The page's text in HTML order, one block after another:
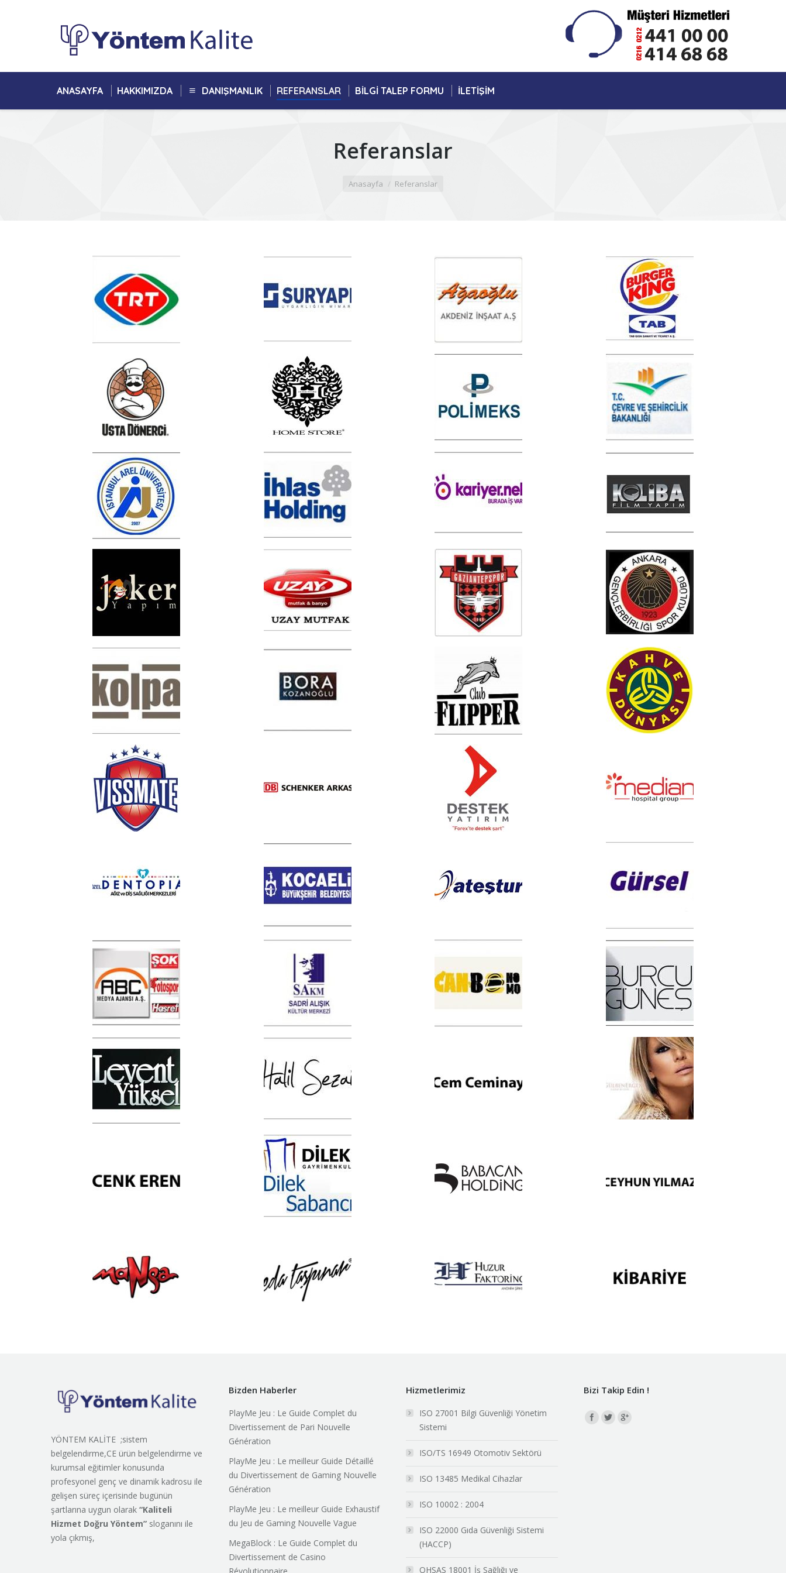
ANASAYFA HAKKIMIZDA DANIŞMANLIK REFERANSLAR BILGI TALEP FORMU İLETIŞIM
Referanslar
Anasayfa Referanslar
YÖNTEM KALİTE ;sistem
belgelendirme,CE ürün belgelendirme ve
kurumsal eğitimler konusunda
profesyonel genç ve dinamik kadrosu ile
gelişen süreç içerisinde bugünün
şartlarına uygun olarak “Kaliteli
Hizmet Doğru Yöntem” sloganını ile
yola çıkmış,
Bizden Haberler
PlayMe Jeu : Le Guide Complet du
Divertissement de Pari Nouvelle
Génération
PlayMe Jeu : Le meilleur Guide Détaillé
du Divertissement de Gaming Nouvelle
Génération
PlayMe Jeu : Le meilleur Guide Exhaustif
du Jeu de Gaming Nouvelle Vague
MegaBlock : Le Guide Complet du
Divertissement de Casino
Hizmetlerimiz
ISO 27001 Bilgi Güvenliği Yönetim
Sistemi
ISO/TS 16949 Otomotiv Sektörü
ISO 13485 Medikal Cihazlar
ISO 10002 : 2004
ISO 22000 Gıda Güvenliği Sistemi
(HACCP)
OHSAS 18001 İş Sağlığı ve
Bizi Takip Edin !
Find us on: